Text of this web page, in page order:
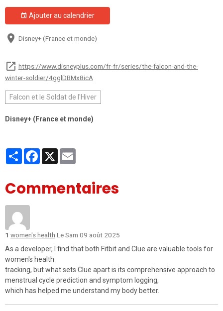
Ajouter au calendrier
Disney+ (France et monde)
https://www.disneyplus.com/fr-fr/series/the-falcon-and-the-
winter-soldier/4gglDBMx8icA
Falcon et le Soldat de l'Hiver
Disney+ (France et monde)
PartagerFacebook
X
Commentaires
1 women's health Le Sam 09 août 2025
As a developer, I find that both Fitbit and Clue are valuable tools for
women's health
tracking, but what sets Clue apart is its comprehensive approach to
menstrual cycle prediction and symptom logging,
which has helped me understand my body better.